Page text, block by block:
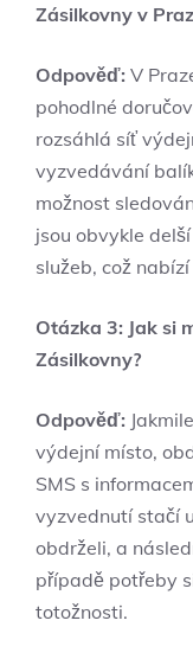
Zásilkovny v
Odpověď: V
pohodlné
rozsáhlá síť
vyzvedávání
možnost
jsou obvykle
služeb, což
Otázka 3: Jak si
Zásilkovny?
Odpověď:
výdejní místo,
SMS s
vyzvednutí stačí
obdrželi, a
případě potřeby
totožnosti.